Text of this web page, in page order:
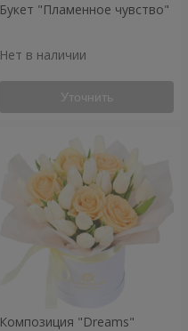
Букет "Пламенное чувство"
Нет в наличии
Уточнить
Композиция "Dreams"